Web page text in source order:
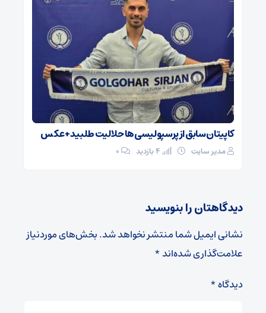
کاپیتان سابق از پرسپولیسی‌ها حلالیت طلبید + عکس
مدیر سایت ۰
دیدگاهتان را بنویسید
نشانی ایمیل شما منتشر نخواهد شد.بخش‌های موردنیاز
علامت‌گذاری شده‌اند*
دیدگاه*